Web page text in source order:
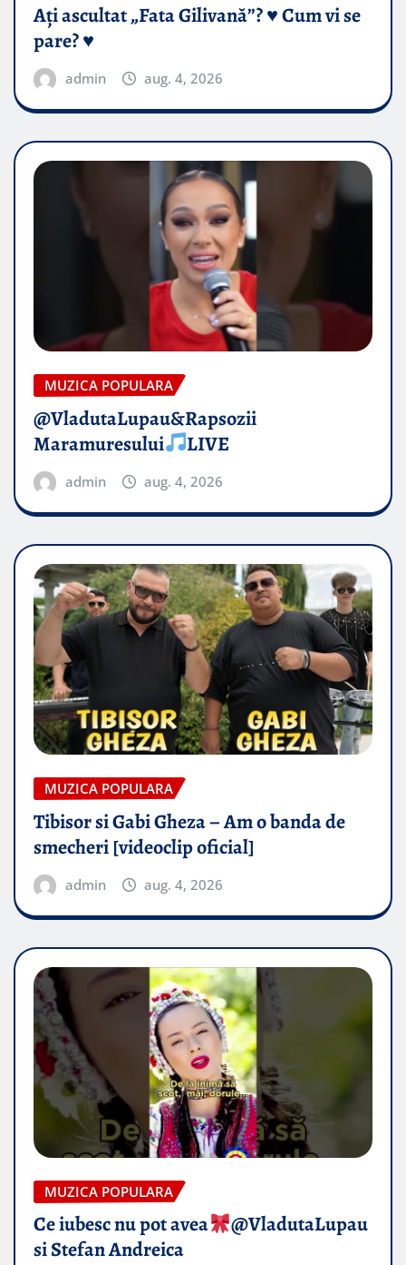
Ați ascultat „Fata Gilivană”? ♥️ Cum vi se
pare? ♥️
admin aug. 4, 2026
MUZICA POPULARA
@VladutaLupau&Rapsozii
Maramuresului
LIVE
admin aug. 4, 2026
MUZICA POPULARA
Tibisor si Gabi Gheza – Am o banda de
smecheri [videoclip oficial]
admin aug. 4, 2026
MUZICA POPULARA
Ce iubesc nu pot avea
​@VladutaLupau
si Stefan Andreica